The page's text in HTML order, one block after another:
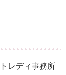
レディ事務所